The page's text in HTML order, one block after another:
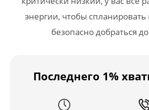
Последнего 1%
энергии, чтобы
безопасно добраться